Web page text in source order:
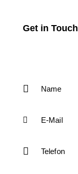
Get in Touch